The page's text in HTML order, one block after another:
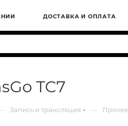
ДОСТАВКА И ОПЛАТА
TC7
Запись и трансляция — Прочее